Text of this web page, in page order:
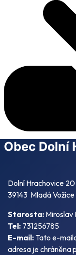
Obec Dolní
Dolní Hrachovice 20
39143 Mladá Vožice
Starosta: Miroslav
Tel: 731256785
E-mail: Tato e-
adresa je chráněna